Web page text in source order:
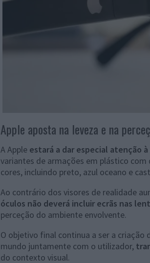
Apple aposta na leveza e na
A Apple estará a dar especial atenção
variantes de armações em plástico com
cores, incluindo preto, azul oceano e
Ao contrário dos visores de realidade
óculos não deverá incluir ecrãs nas
perceção do ambiente envolvente.
O objetivo final continua a ser a criação
mundo juntamente com o utilizador,
do contexto visual.